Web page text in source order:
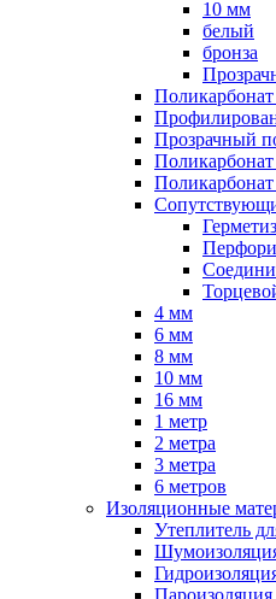
10 мм
белый
бронза
Поликарбонат
Прозрачный
4 мм
6 мм
8 мм
10 мм
16 мм
1 метр
2 метра
3 метра
6 метров
Изоляционные
Утеплитель
Пароизоляция